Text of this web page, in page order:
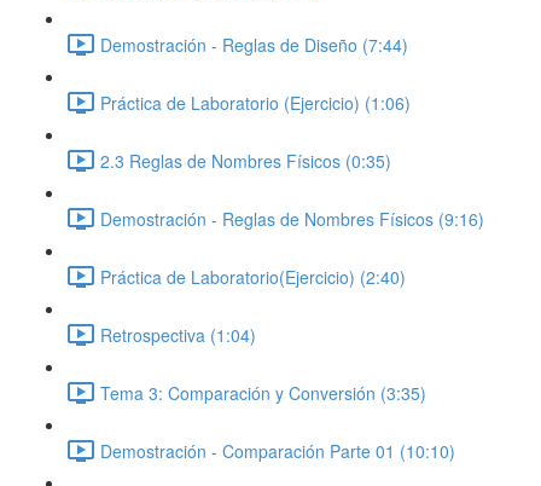
Demostración - Reglas de Diseño (7:44)
Práctica de Laboratorio (Ejercicio) (1:06)
2.3 Reglas de Nombres Físicos (0:35)
Demostración - Reglas de Nombres Físicos (9:16)
Práctica de Laboratorio(Ejercicio) (2:40)
Retrospectiva (1:04)
Tema 3: Comparación y Conversión (3:35)
Demostración - Comparación Parte 01 (10:10)